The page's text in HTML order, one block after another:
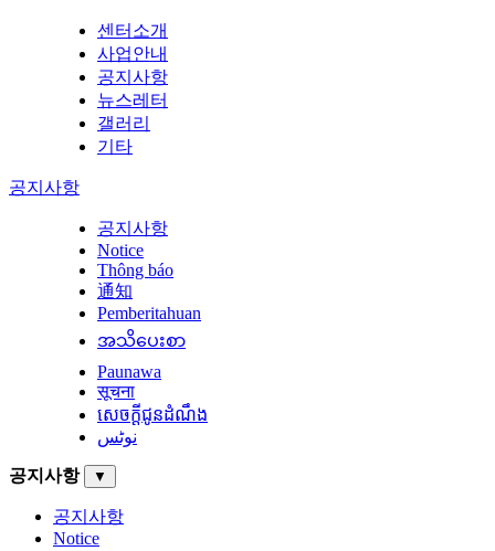
센터소개
사업안내
공지사항
뉴스레터
갤러리
기타
공지사항
공지사항
Notice
Thông báo
通知
Pemberitahuan
အသိပေးစာ
Paunawa
सूचना
សេចក្តីជូនដំណឹង
نوٹس
공지사항 ▼
공지사항
Notice